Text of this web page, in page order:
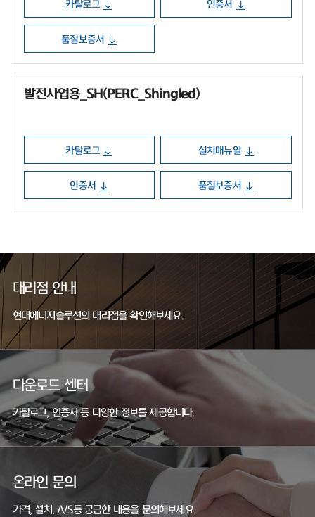
카탈로그 인증서
품질보증서
발전사업용_SH(PERC_Shingled)
카탈로그 설치매뉴얼
인증서 품질보증서
대리점 안내
현대에너지솔루션의 대리점을 확인해보세요.
다운로드 센터
카탈로그, 인증서 등 다양한 정보를 제공합니다.
온라인 문의
가격, 설치, A/S등 궁금한 내용을 문의해보세요.